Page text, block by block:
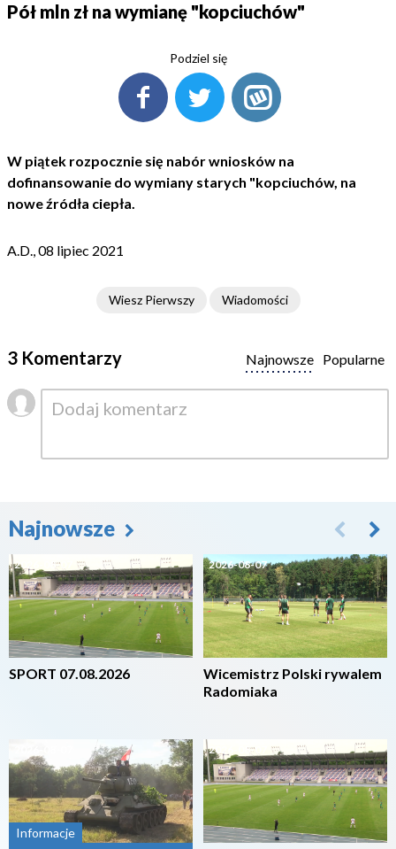
Pół mln zł na wymianę "kopciuchów"
Podziel się
W piątek rozpocznie się nabór wniosków na
dofinansowanie do wymiany starych "kopciuchów, na
nowe źródła ciepła.
A.D., 08 lipiec 2021
Wiesz Pierwszy Wiadomości
3 Komentarzy Popularne
Najnowsze
Najnowsze
2026-08-07
SPORT 07.08.2026
Informacje
2026-08-07
Wicemistrz Polski rywalem
Radomiaka
2026-08-07